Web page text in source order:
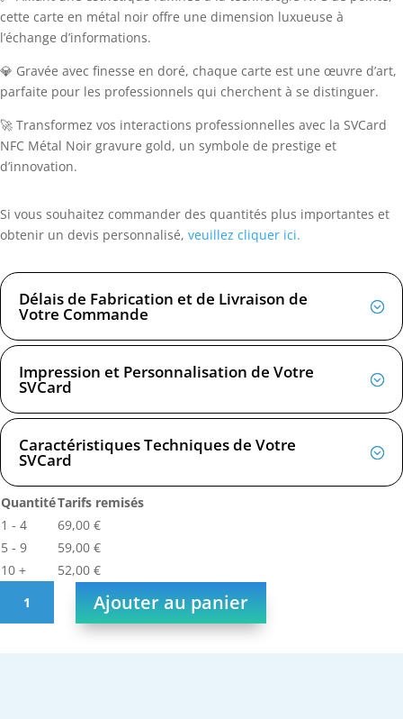
cette carte en métal noir offre une dimension luxueuse à
l’échange d’informations.
💎 Gravée avec finesse en doré, chaque carte est une œuvre d’art,
parfaite pour les professionnels qui cherchent à se distinguer.
🚀 Transformez vos interactions professionnelles avec la SVCard
NFC Métal Noir gravure gold, un symbole de prestige et
d’innovation.
Si vous souhaitez commander des quantités plus importantes et
obtenir un devis personnalisé, veuillez cliquer ici.
Délais de Fabrication et de Livraison de
Votre Commande
Impression et Personnalisation de Votre
SVCard
Caractéristiques Techniques de Votre
SVCard
QuantitéTarifs remisés
1 - 4
69,00 €
5 - 9
59,00 €
10 +
52,00 €
Ajouter au panier